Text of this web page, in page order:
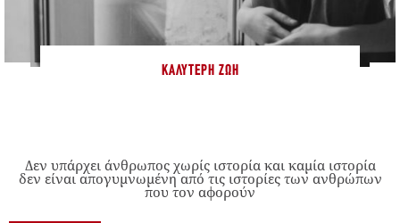
ΚΑΛΎΤΕΡΗ ΖΩΉ
Δεν υπάρχει άνθρωπος χωρίς ιστορία και καμία ιστορία
δεν είναι απογυμνωμένη από τις ιστορίες των ανθρώπων
που τον αφορούν